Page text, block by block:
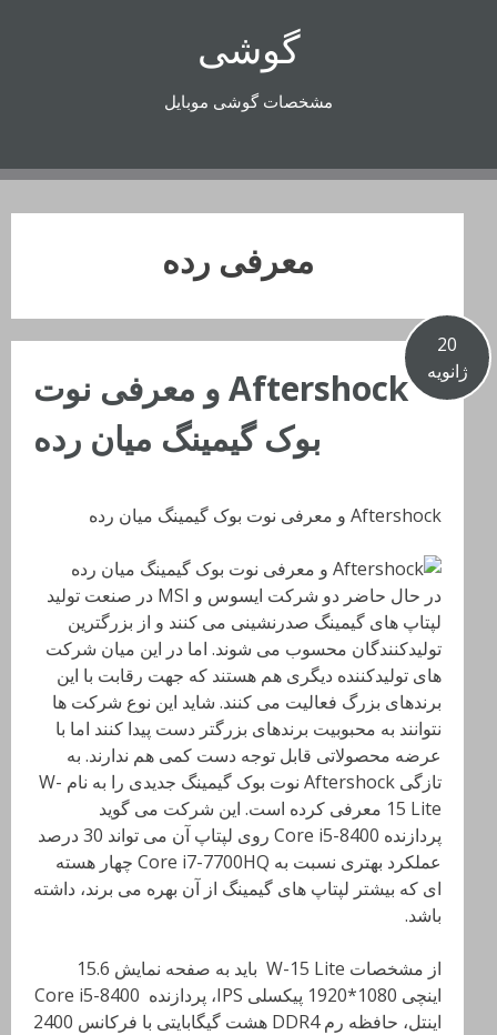
گوشی
مشخصات گوشی موبایل
معرفی رده
20
ژانویه
Aftershock و معرفی نوت
بوک گیمینگ میان رده
Aftershock و معرفی نوت بوک گیمینگ میان رده
در حال حاضر دو شرکت ایسوس و
در صنعت تولید
لپتاپ های گیمینگ صدرنشینی می کنند و از بزرگترین
تولیدکنندگان محسوب می شوند. اما در این میان شرکت
های تولیدکننده دیگری هم هستند که جهت رقابت با این
برندهای بزرگ فعالیت می کنند. شاید این نوع شرکت ها
نتوانند به محبوبیت برندهای بزرگتر دست پیدا کنند اما با
عرضه محصولاتی قابل توجه دست کمی هم ندارند. به
تازگی
نوت بوک گیمینگ جدیدی را به نام W-
15 Lite معرفی کرده است. این شرکت می گوید
پردازنده
روی لپتاپ آن می تواند 30 درصد
عملکرد بهتری نسبت به
چهار هسته
ای که بیشتر لپتاپ های گیمینگ از آن بهره می برند، داشته
باشد.
از مشخصات
باید به صفحه نمایش 15.6
اینچی 1080*1920 پیکسلی
، پردازنده
اینتل، حافظه رمDDR4
هشت گیگابایتی با فرکانس 2400